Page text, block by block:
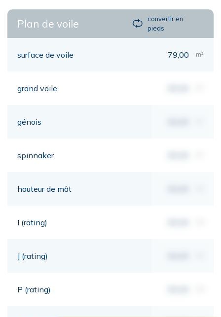
Plan de voile
convertir en
pieds
surface de voile 79,00 m²
grand voile
génois
spinnaker
hauteur de mât
I (rating)
J (rating)
P (rating)